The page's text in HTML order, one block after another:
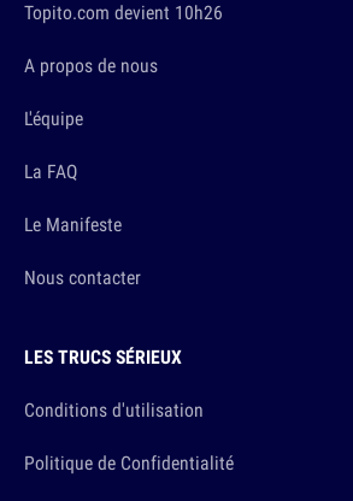
Topito.com devient 10h26
A propos de nous
L'équipe
La FAQ
Le Manifeste
Nous contacter
LES TRUCS SÉRIEUX
Conditions d'utilisation
Politique de Confidentialité